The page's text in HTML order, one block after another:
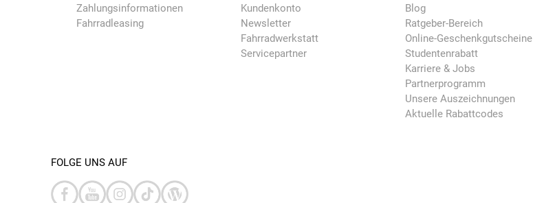
Zahlungsinformationen
Fahrradleasing
Kundenkonto
Newsletter
Fahrradwerkstatt
Servicepartner
Blog
Ratgeber-Bereich
Online-Geschenkgutscheine
Studentenrabatt
Karriere & Jobs
Partnerprogramm
Unsere Auszeichnungen
Aktuelle Rabattcodes
FOLGE UNS AUF